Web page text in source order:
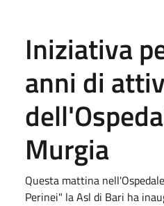
Iniziativa
anni di
Murgia
Questa mattina
Perinei" la Asl di Bari ha